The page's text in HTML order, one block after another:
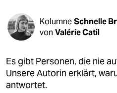
öko
gesellschaft
kultur
sport
KolumneSchnelle
von Valérie Catil
Es gibt Personen, die nie
Unsere Autorin erklärt,
antwortet.